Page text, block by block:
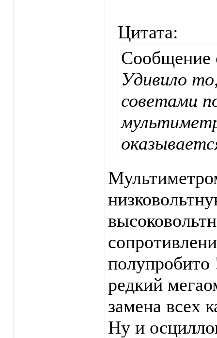
Цитата:
Сообщение
Удивило
советами
редкий
замена всех
Ну и